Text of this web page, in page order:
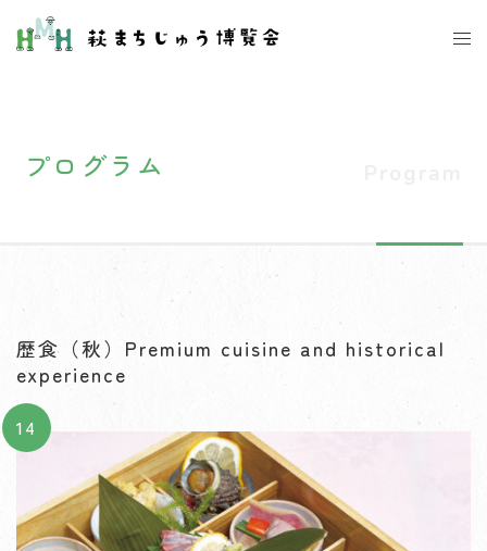
ン
ト
プログラム
歴食（秋）Premium cuisine and historical
experience
14